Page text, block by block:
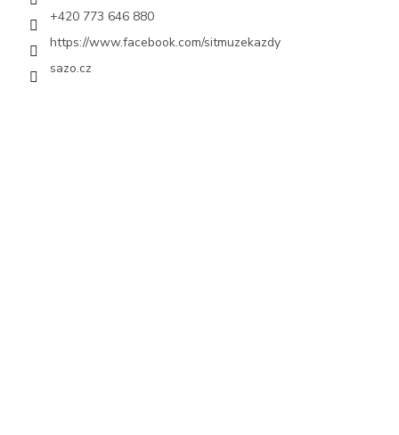
+420 773 646 880
https://www.facebook.com/sitmuzekazdy
sazo.cz